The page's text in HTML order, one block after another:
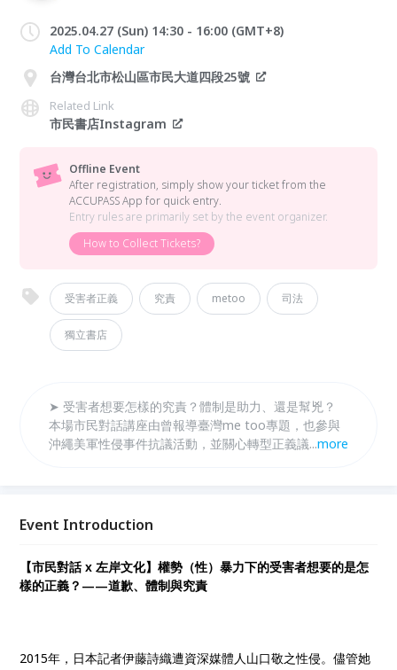
2025.04.27 (Sun) 14:30 - 16:00 (GMT+8)
Add To Calendar
台灣台北市松山區市民大道四段25號
Related Link
市民書店Instagram
Offline Event
After registration, simply show your ticket from the
ACCUPASS App for quick entry.
Entry rules are primarily set by the event organizer.
How to Collect Tickets?
受害者正義 究責 metoo 司法
獨立書店
➤ 受害者想要怎樣的究責？體制是助力、還是幫兇？
本場市民對話講座由曾報導臺灣me too專題，也參與
沖繩美軍性侵事件抗議活動，並關心轉型正義議題的的
場旁，店名延續市民大道對於台北市民不可或缺的意
...more
Event Introduction
【市民對話 x 左岸文化】權勢（性）暴力下的受害者想要的是怎
樣的正義？——道歉、體制與究責
2015年，日本記者伊藤詩織遭資深媒體人山口敬之性侵。儘管她